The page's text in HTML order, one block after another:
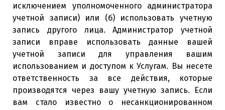
исключением уполномоченного администратора
учетной записи) или (б) использовать учетную
запись другого лица. Администратор учетной
записи вправе использовать данные вашей
учетной записи для управления вашим
использованием и доступом к Услугам. Вы несете
ответственность за все действия, которые
производятся через вашу учетную запись. Если
вам стало известно о несанкционированном